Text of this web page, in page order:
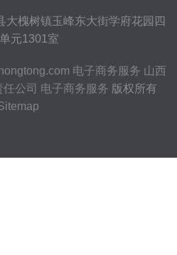
大槐树镇玉峰东大街学府花园四
元1301室
电子商务服务 山西
公司 电子商务服务 版权所有